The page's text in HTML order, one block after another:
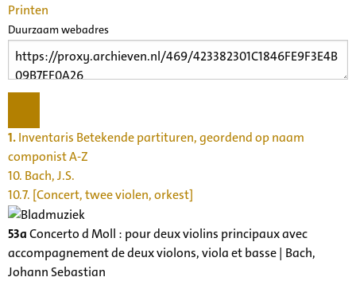
Printen
Duurzaam webadres
1.Inventaris Betekende partituren, geordend op naam
componist A-Z
10. Bach, J.S.
10.7. [Concert, twee violen, orkest]
53aConcerto d Moll : pour deux violins principaux avec
accompagnement de deux violons, viola et basse | Bach,
Johann Sebastian